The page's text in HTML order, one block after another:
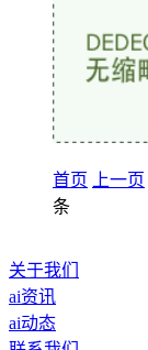
首页 上一页
条
关于我们
ai资讯
ai动态